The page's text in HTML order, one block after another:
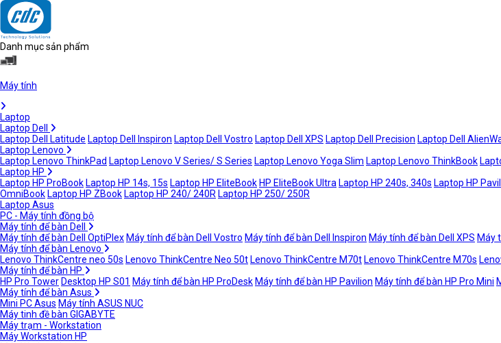
Danh mục sản phẩm
Máy tính
Laptop
Laptop Dell
Laptop Dell Latitude Laptop Dell Inspiron Laptop Dell Vostro Laptop Dell XPS Laptop Dell Precision Laptop Dell
Laptop Lenovo
Laptop Lenovo ThinkPad Laptop Lenovo V Series/ S Series Laptop Lenovo Yoga Slim Laptop Lenovo ThinkBook
Laptop HP
Laptop HP ProBook Laptop HP 14s, 15s Laptop HP EliteBook HP EliteBook Ultra Laptop HP 240s, 340s Laptop HP
OmniBook Laptop HP ZBook Laptop HP 240/ 240R Laptop HP 250/ 250R
Laptop Asus
PC - Máy tính đồng bộ
Máy tính để bàn Dell
Máy tính để bàn Dell OptiPlex Máy tính để bàn Dell Vostro Máy tính để bàn Dell Inspiron Máy tính để bàn Dell XPS Máy
Máy tính để bàn Lenovo
Lenovo ThinkCentre neo 50s Lenovo ThinkCentre Neo 50t Lenovo ThinkCentre M70t Lenovo ThinkCentre M70s
Máy tính để bàn HP
HP Pro Tower Desktop HP S01 Máy tính để bàn HP ProDesk Máy tính để bàn HP Pavilion Máy tính để bàn HP Pro Mini
Máy tính để bàn Asus
Mini PC Asus Máy tính ASUS NUC
Máy tinh đề bàn GIGABYTE
Máy trạm - Workstation
Máy Workstation HP